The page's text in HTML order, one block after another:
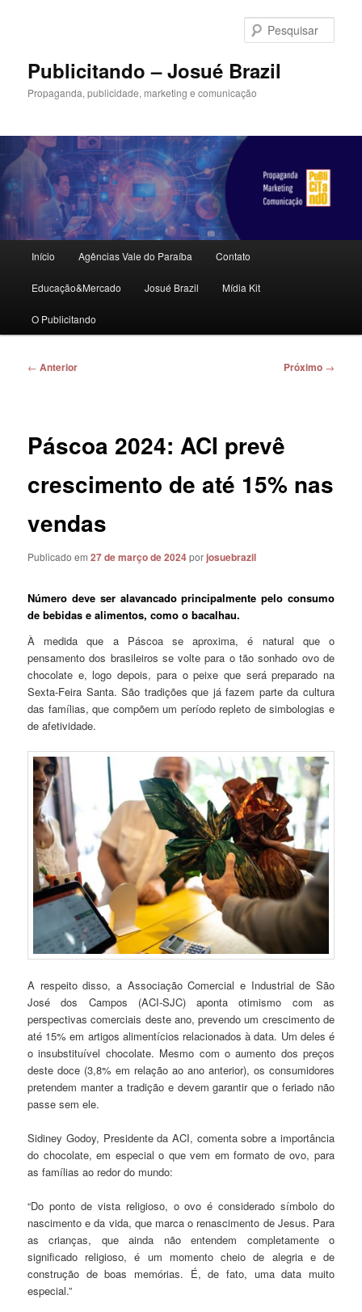
principalPublicitando – Josué Brazil
Propaganda, publicidade, marketing e comunicação
principal
Início Agências Vale do Paraíba Contato
Educação&Mercado Josué Brazil Mídia Kit
O Publicitando
Navegação
← Anterior Próximo →
Páscoa 2024: ACI prevê
crescimento de até 15% nas
vendas
Publicado em27 de março de 2024porjosuebrazil
Número deve ser alavancado principalmente pelo consumo
de bebidas e alimentos, como o bacalhau.
À medida que a Páscoa se aproxima, é natural que o
pensamento dos brasileiros se volte para o tão sonhado ovo de
chocolate e, logo depois, para o peixe que será preparado na
Sexta-Feira Santa. São tradições que já fazem parte da cultura
das famílias, que compõem um período repleto de simbologias e
de afetividade.
A respeito disso, a Associação Comercial e Industrial de São
José dos Campos (ACI-SJC) aponta otimismo com as
perspectivas comerciais deste ano, prevendo um crescimento de
até 15% em artigos alimentícios relacionados à data. Um deles é
o insubstituível chocolate. Mesmo com o aumento dos preços
deste doce (3,8% em relação ao ano anterior), os consumidores
pretendem manter a tradição e devem garantir que o feriado não
passe sem ele.
Sidiney Godoy, Presidente da ACI, comenta sobre a importância
do chocolate, em especial o que vem em formato de ovo, para
as famílias ao redor do mundo:
“Do ponto de vista religioso, o ovo é considerado símbolo do
nascimento e da vida, que marca o renascimento de Jesus. Para
as crianças, que ainda não entendem completamente o
significado religioso, é um momento cheio de alegria e de
construção de boas memórias. É, de fato, uma data muito
especial.”